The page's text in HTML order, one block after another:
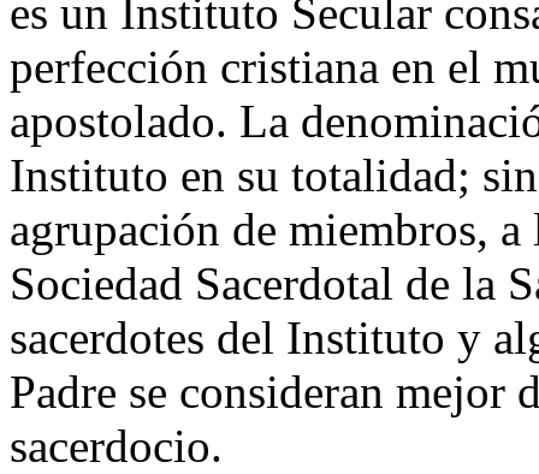
es un Instituto Secular
perfección cristiana en el
apostolado. La
Instituto en su totalidad;
agrupación de miembros,
Sociedad Sacerdotal de la
sacerdotes del Instituto y
Padre se consideran mejor
sacerdocio.